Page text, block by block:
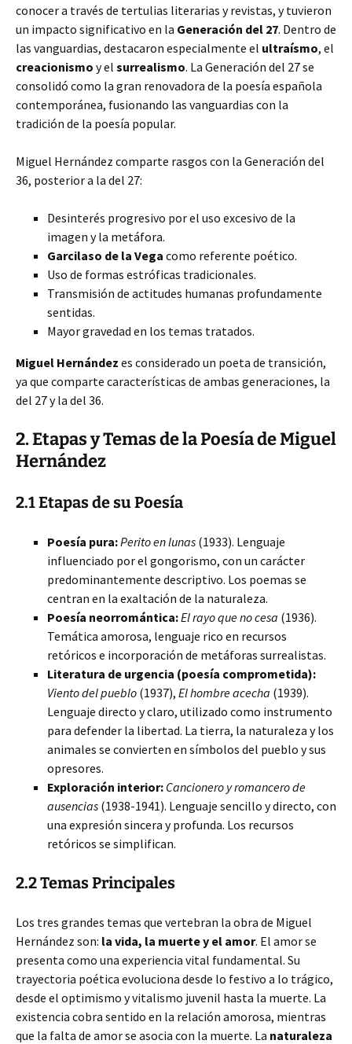
conocer a través de tertulias literarias y revistas, y tuvieron
un impacto significativo en la Generación del 27. Dentro de
las vanguardias, destacaron especialmente el ultraísmo, el
creacionismo y el surrealismo. La Generación del 27 se
consolidó como la gran renovadora de la poesía española
contemporánea, fusionando las vanguardias con la
tradición de la poesía popular.
Miguel Hernández comparte rasgos con la Generación del
36, posterior a la del 27:
Desinterés progresivo por el uso excesivo de la
imagen y la metáfora.
Garcilaso de la Vega como referente poético.
Uso de formas estróficas tradicionales.
Transmisión de actitudes humanas profundamente
sentidas.
Mayor gravedad en los temas tratados.
Miguel Hernández es considerado un poeta de transición,
ya que comparte características de ambas generaciones, la
del 27 y la del 36.
2. Etapas y Temas de la Poesía de Miguel
Hernández
2.1 Etapas de su Poesía
Poesía pura:Perito en lunas (1933). Lenguaje
influenciado por el gongorismo, con un carácter
predominantemente descriptivo. Los poemas se
centran en la exaltación de la naturaleza.
Poesía neorromántica:El rayo que no cesa (1936).
Temática amorosa, lenguaje rico en recursos
retóricos e incorporación de metáforas surrealistas.
Literatura de urgencia (poesía comprometida):
Viento del pueblo (1937), El hombre acecha (1939).
Lenguaje directo y claro, utilizado como instrumento
para defender la libertad. La tierra, la naturaleza y los
animales se convierten en símbolos del pueblo y sus
opresores.
Exploración interior: Cancionero y romancero de
ausencias (1938-1941). Lenguaje sencillo y directo, con
una expresión sincera y profunda. Los recursos
retóricos se simplifican.
2.2 Temas Principales
Los tres grandes temas que vertebran la obra de Miguel
Hernández son: la vida, la muerte y el amor. El amor se
presenta como una experiencia vital fundamental. Su
trayectoria poética evoluciona desde lo festivo a lo trágico,
desde el optimismo y vitalismo juvenil hasta la muerte. La
existencia cobra sentido en la relación amorosa, mientras
que la falta de amor se asocia con la muerte. La naturaleza